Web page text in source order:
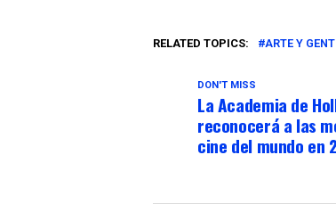
RELATED TOPICS: ARTE Y
DON'T MISS
La Academia de
reconocerá a las
cine del mundo en